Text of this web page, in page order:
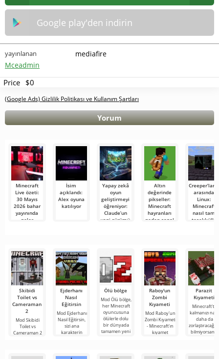
Google play'den indirin
yayınlanan
Mceadmin
mediafire
Price $0
(Google Ads) Gizlilik Politikası ve Kullanım Şartları
Yorum
Minecraft
Live özeti:
30 Mayıs
2026 bahar
yayınında
neler
İsim
açıklandı:
Alex oyuna
katılıyor
Yapay zekâ
oyun
geliştirmeyi
öğreniyor:
Claude’un
yeni sürümü
üretti
Altın
değerinde
pikseller:
Minecraft
hayranları
neden sanal
Creeper’ların
arasında
Linux:
Minecraft
nasıl tam
teşekküllü
Skibidi
Toilet vs
Cameraman
2
Mod Skibidi
Toilet vs
Cameraman 2
Ejderhanı
Nasıl
Eğitirsin
Mod Ejderhanı
Nasıl Eğitirsin,
sizi ana
karakterin
Ölü bölge
Mod Ölü bölge,
her Minecraft
oyuncusuna
ölülerle dolu
bir dünyada
tamamen yeni
Raboy'un
Zombi
Kıyameti
Mod Raboy'un
Zombi Kıyameti
- Minecraft'ın
kıyamet
Parazit
Kıyameti
Minecraft'ta
kalmanızı nasıl
daha da
bilmiyorsanız,